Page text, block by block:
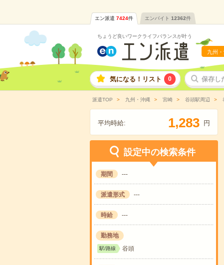
エン派遣 7424件 エンバイト 12362件
ちょうど良いワークライフバランスが叶う
九州
気になる！リスト 0 保存し
派遣TOP 九州・沖縄 宮崎 谷頭駅周辺
平均時給: 1,283 円
設定中の検索条件
期間 ---
派遣形式 ---
時給 ---
勤務地
駅/路線 谷頭